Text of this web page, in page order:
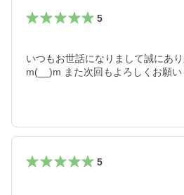
5
いつもお世話になりまして誠にあ
m(__)m また次回もよろしくお願
5